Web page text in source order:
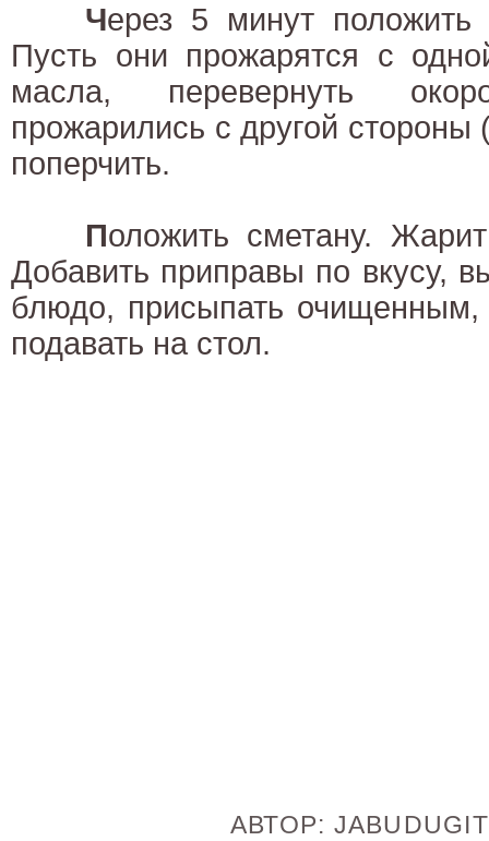
Через 5 минут положить
Пусть они прожарятся с
масла, перевернуть
прожарились с другой
поперчить.
Положить сметану.
Добавить приправы по вкусу,
блюдо, присыпать
подавать на стол.
АВТОР: